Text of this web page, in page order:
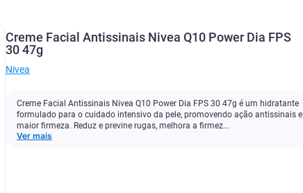
Creme Facial Antissinais Nivea Q10 Power Dia FPS
30 47g
Nivea
Creme Facial Antissinais Nivea Q10 Power Dia FPS 30 47g é um hidratante
formulado para o cuidado intensivo da pele, promovendo ação antissinais e
maior firmeza. Reduz e previne rugas, melhora a firmez...
Ver mais